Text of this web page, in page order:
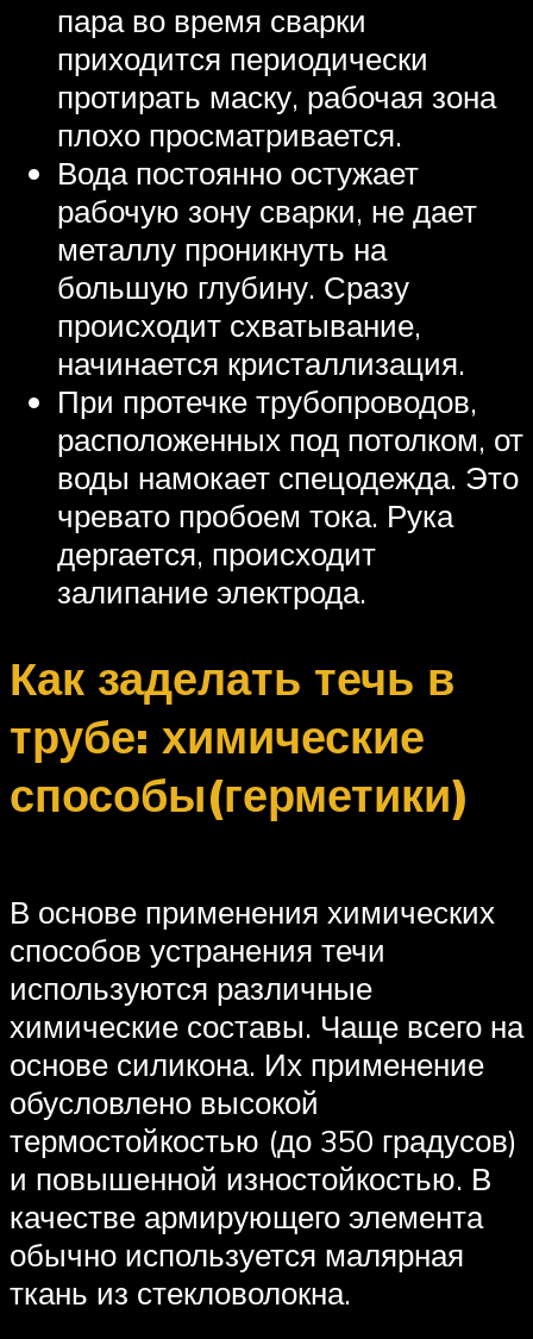
пара во время сварки
приходится периодически
протирать маску, рабочая зона
плохо просматривается.
Вода постоянно остужает
рабочую зону сварки, не дает
металлу проникнуть на
большую глубину. Сразу
происходит схватывание,
начинается кристаллизация.
При протечке трубопроводов,
расположенных под потолком, от
воды намокает спецодежда. Это
чревато пробоем тока. Рука
дергается, происходит
залипание электрода.
Как заделать течь в
трубе: химические
способы(герметики)
В основе применения химических
способов устранения течи
используются различные
химические составы. Чаще всего на
основе силикона. Их применение
обусловлено высокой
термостойкостью (до 350 градусов)
и повышенной изностойкостью. В
качестве армирующего элемента
обычно используется малярная
ткань из стекловолокна.